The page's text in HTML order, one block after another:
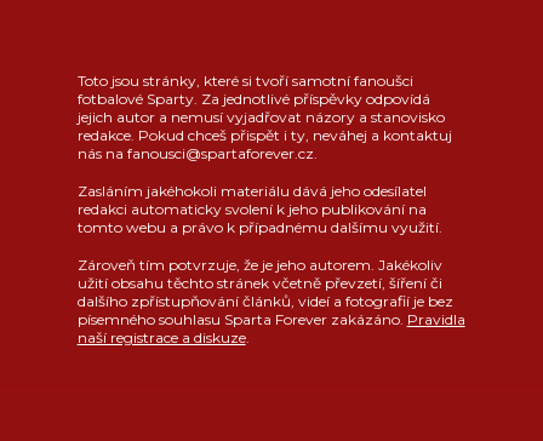
Toto jsou stránky, které si tvoří samotní fanoušci
fotbalové Sparty. Za jednotlivé příspěvky odpovídá
jejich autor a nemusí vyjadřovat názory a stanovisko
redakce. Pokud chceš přispět i ty, neváhej a kontaktuj
nás na fanousci@spartaforever.cz.
Zasláním jakéhokoli materiálu dává jeho odesílatel
redakci automaticky svolení k jeho publikování na
tomto webu a právo k případnému dalšímu využití.
Zároveň tím potvrzuje, že je jeho autorem. Jakékoliv
užití obsahu těchto stránek včetně převzetí, šíření či
dalšího zpřístupňování článků, videí a fotografií je bez
písemného souhlasu Sparta Forever zakázáno. Pravidla
naší registrace a diskuze.